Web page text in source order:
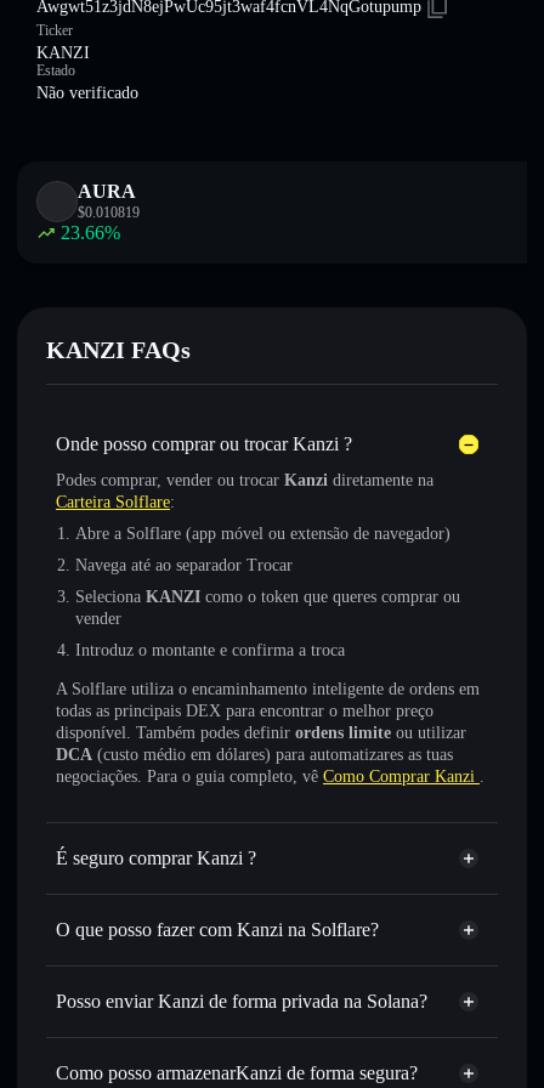
Awgwt51z3jdN8ejPwUc95jt3waf4fcnVL4NqGotupump
Ticker
KANZI
Estado
Não verificado
AURA
$0.010819
23.66%
KANZI FAQs
Onde posso comprar ou trocar Kanzi ?
Podes comprar, vender ou trocar Kanzi diretamente na
Carteira Solflare:
Abre a Solflare (app móvel ou extensão de navegador)
Navega até ao separador Trocar
Seleciona KANZI como o token que queres comprar ou
vender
Introduz o montante e confirma a troca
A Solflare utiliza o encaminhamento inteligente de ordens em
todas as principais DEX para encontrar o melhor preço
disponível. Também podes definir ordens limite ou utilizar
DCA (custo médio em dólares) para automatizares as tuas
negociações. Para o guia completo, vê Como Comprar Kanzi .
É seguro comprar Kanzi ?
Kanzinão está verificado
O que posso fazer com Kanzi na Solflare?
Kanzi
Carteira Solflare
Trocar instantaneamente— trocar KANZI por SOL,
encaminhamento inteligente de ordens para obteres o
melhor preço disponível
Posso enviar Kanzi de forma privada na Solana?
Agregador de Privacidade
Como posso armazenarKanzi de forma segura?